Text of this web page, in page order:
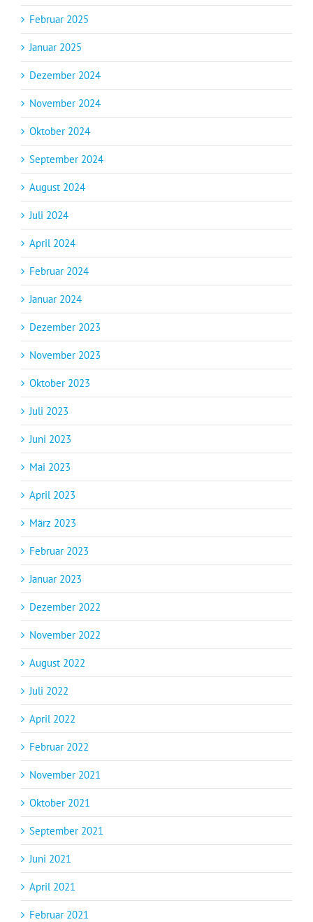
Februar 2025
Januar 2025
Dezember 2024
November 2024
Oktober 2024
September 2024
August 2024
Juli 2024
April 2024
Februar 2024
Januar 2024
Dezember 2023
November 2023
Oktober 2023
Juli 2023
Juni 2023
Mai 2023
April 2023
März 2023
Februar 2023
Januar 2023
Dezember 2022
November 2022
August 2022
Juli 2022
April 2022
Februar 2022
November 2021
Oktober 2021
September 2021
Juni 2021
April 2021
Februar 2021